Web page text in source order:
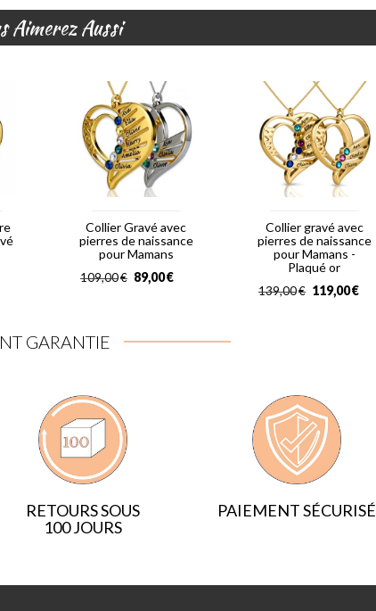
Aimerez Aussi
Collier Gravé avec
pierres de naissance
pour Mamans
€
109,00 €
89,00
Collier gravé avec
pierres de naissance
pour Mamans -
Plaqué or
€
139,00 €
119,00
GARANTIE
RETOURS SOUS
100 JOURS
PAIEMENT SÉCURISÉ